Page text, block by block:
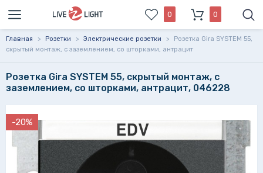
0 0
Главная > Розетки > Электрические розетки >
Розетка Gira SYSTEM 55,
скрытый монтаж, с заземлением, со шторками, антрацит
Розетка Gira SYSTEM 55, скрытый монтаж, с
заземлением, со шторками, антрацит, 046228
-20%